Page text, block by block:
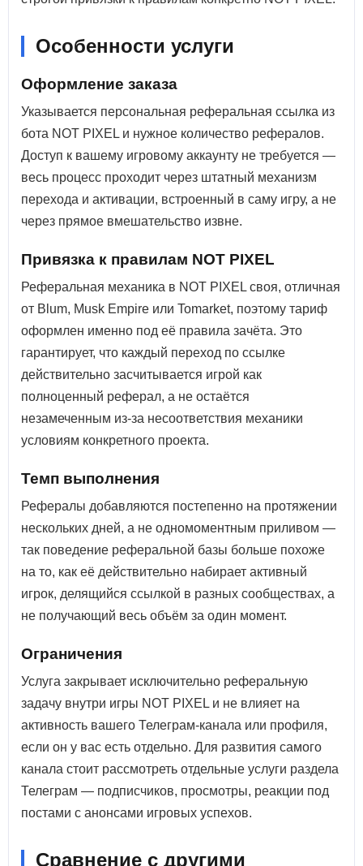
Особенности услуги
Оформление заказа
Указывается персональная реферальная ссылка из
бота NOT PIXEL и нужное количество рефералов.
Доступ к вашему игровому аккаунту не требуется —
весь процесс проходит через штатный механизм
перехода и активации, встроенный в саму игру, а не
через прямое вмешательство извне.
Привязка к правилам NOT PIXEL
Реферальная механика в NOT PIXEL своя, отличная
от Blum, Musk Empire или Tomarket, поэтому тариф
оформлен именно под её правила зачёта. Это
гарантирует, что каждый переход по ссылке
действительно засчитывается игрой как
полноценный реферал, а не остаётся
незамеченным из-за несоответствия механики
условиям конкретного проекта.
Темп выполнения
Рефералы добавляются постепенно на протяжении
нескольких дней, а не одномоментным приливом —
так поведение реферальной базы больше похоже
на то, как её действительно набирает активный
игрок, делящийся ссылкой в разных сообществах, а
не получающий весь объём за один момент.
Ограничения
Услуга закрывает исключительно реферальную
задачу внутри игры NOT PIXEL и не влияет на
активность вашего Телеграм-канала или профиля,
если он у вас есть отдельно. Для развития самого
канала стоит рассмотреть отдельные услуги раздела
Телеграм — подписчиков, просмотры, реакции под
постами с анонсами игровых успехов.
Сравнение с другими